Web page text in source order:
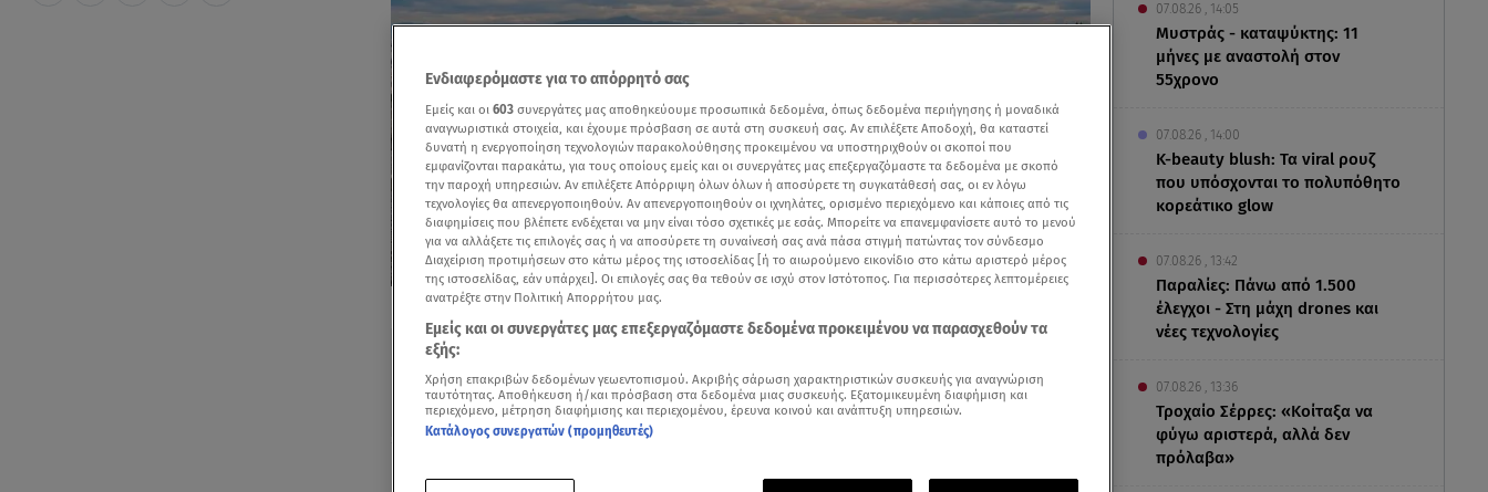
07.08.26 , 14:05
Μυστράς - καταψύκτης: 11
μήνες με αναστολή στον
55χρονο
07.08.26 , 14:00
K-beauty blush: Τα viral ρουζ
που υπόσχονται το πολυπόθητο
κορεάτικο glow
07.08.26 , 13:42
Παραλίες: Πάνω από 1.500
έλεγχοι - Στη μάχη drones και
νέες τεχνολογίες
07.08.26 , 13:36
Τροχαίο Σέρρες: «Κοίταξα να
φύγω αριστερά, αλλά δεν
πρόλαβα»
Δείτε περισσότερα άρθρα μας στην αναζήτηση σας
Πρόσθηκη star.gr στις επιλογές σας
Add star.gr on Google
Ενδιαφερόμαστε για το απόρρητό σας
Εμείς και οι 603 συνεργάτες μας αποθηκεύουμε προσωπικά δεδομένα, όπως δεδομένα περιήγησης ή μοναδικά
αναγνωριστικά στοιχεία, και έχουμε πρόσβαση σε αυτά στη συσκευή σας. Αν επιλέξετε Αποδοχή, θα καταστεί
δυνατή η ενεργοποίηση τεχνολογιών παρακολούθησης προκειμένου να υποστηριχθούν οι σκοποί που
εμφανίζονται παρακάτω, για τους οποίους εμείς και οι συνεργάτες μας επεξεργαζόμαστε τα δεδομένα με σκοπό
την παροχή υπηρεσιών. Αν επιλέξετε Απόρριψη όλων όλων ή αποσύρετε τη συγκατάθεσή σας, οι εν λόγω
τεχνολογίες θα απενεργοποιηθούν. Αν απενεργοποιηθούν οι ιχνηλάτες, ορισμένο περιεχόμενο και κάποιες από τις
διαφημίσεις που βλέπετε ενδέχεται να μην είναι τόσο σχετικές με εσάς. Μπορείτε να επανεμφανίσετε αυτό το μενού
για να αλλάξετε τις επιλογές σας ή να αποσύρετε τη συναίνεσή σας ανά πάσα στιγμή πατώντας τον σύνδεσμο
Διαχείριση προτιμήσεων στο κάτω μέρος της ιστοσελίδας [ή το αιωρούμενο εικονίδιο στο κάτω αριστερό μέρος
της ιστοσελίδας, εάν υπάρχει]. Οι επιλογές σας θα τεθούν σε ισχύ στον Ιστότοπος. Για περισσότερες λεπτομέρειες
ανατρέξτε στην Πολιτική Απορρήτου μας.
Εμείς και οι συνεργάτες μας επεξεργαζόμαστε δεδομένα προκειμένου να παρασχεθούν τα
εξής:
Χρήση επακριβών δεδομένων γεωεντοπισμού. Ακριβής σάρωση χαρακτηριστικών συσκευής για αναγνώριση
ταυτότητας. Αποθήκευση ή/και πρόσβαση στα δεδομένα μιας συσκευής. Εξατομικευμένη διαφήμιση και
περιεχόμενο, μέτρηση διαφήμισης και περιεχομένου, έρευνα κοινού και ανάπτυξη υπηρεσιών.
Κατάλογος συνεργατών (προμηθευτές)